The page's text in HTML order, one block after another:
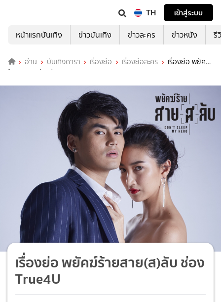
TH
เข้าสู่ระบบ
หน้าแรกบันเทิง
ข่าวบันเทิง ข่าวละคร ข่าวหนัง รี
อ่าน บันเทิงดารา เรื่องย่อ เรื่องย่อละคร
เรื่องย่อ พยัคฆ์
ร้ายสาย(ส)ลับ ช่อง True4U
เรื่องย่อ พยัคฆ์ร้ายสาย(ส)ลับ ช่อง
True4U